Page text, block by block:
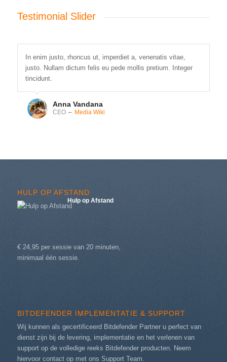
Testimonial Slider
In enim justo, rhoncus ut, imperdiet a, venenatis vitae,
justo. Nullam dictum felis eu pede mollis pretium. Integer
tincidunt.
Anna Vandana
CEO – Media Wiki
HULP OP AFSTAND
Hulp op Afstand
€ 24,95 per sessie van 20 minuten,
minimaal één sessie.
BITDEFENDER IMPLEMENTATIE & SUPPORT
Wij kunnen als gecertificeerd Bitdefender Partner u perfect van
dienst zijn bij de levering, implementatie en het verlenen van
support op de volledige reeks Bitdefender producten. Neem
hiervoor contact op met ons Support Team.